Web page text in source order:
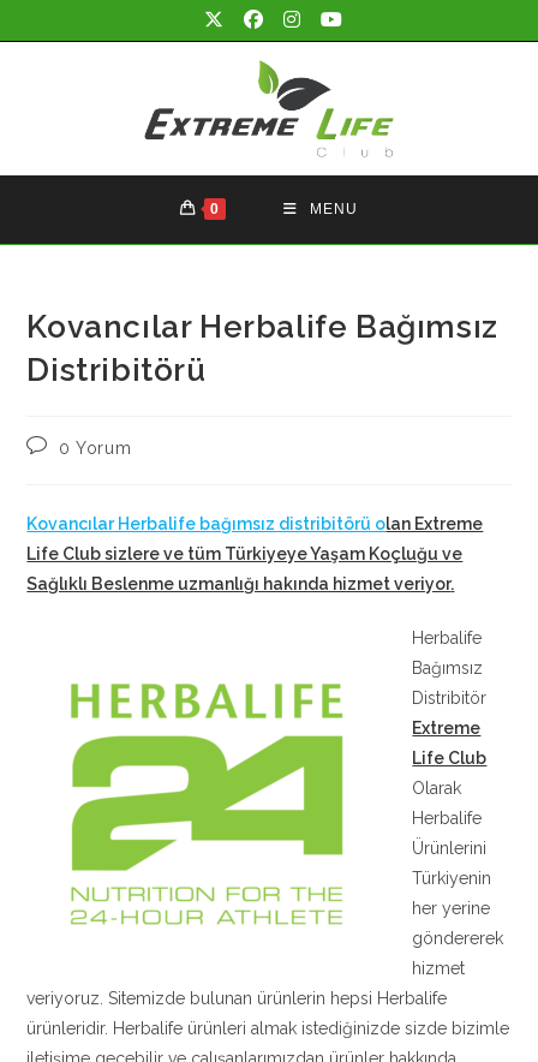
to
0 MENU
Kovancılar Herbalife Bağımsız
Distribitörü
Post0 Yorum
Kovancılar Herbalife bağımsız distribitörü olan Extreme
Life Club sizlere ve tüm Türkiyeye Yaşam Koçluğu ve
Sağlıklı Beslenme uzmanlığı hakında hizmet veriyor.
Herbalife
Bağımsız
Distribitör
Extreme
Life Club
Olarak
Herbalife
Ürünlerini
Türkiyenin
her yerine
göndererek
hizmet
veriyoruz. Sitemizde bulunan ürünlerin hepsi Herbalife
ürünleridir. Herbalife ürünleri almak istediğinizde sizde bizimle